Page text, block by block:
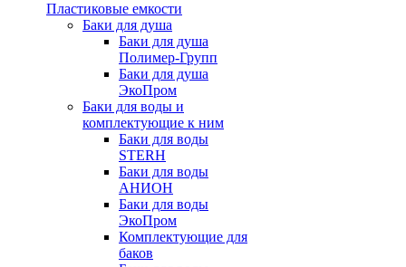
Пластиковые емкости
Баки для душа
Баки для душа
Полимер-Групп
Баки для душа
ЭкоПром
Баки для воды и
комплектующие к ним
Баки для воды
STERH
Баки для воды
АНИОН
Баки для воды
ЭкоПром
Комплектующие для
баков